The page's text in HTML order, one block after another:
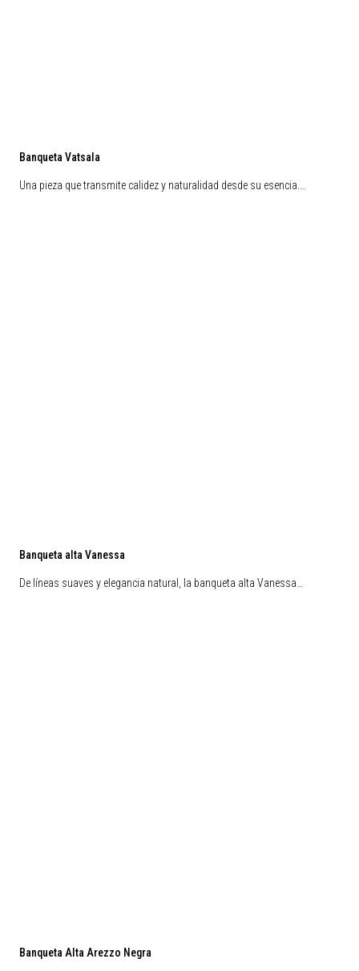
Banqueta Vatsala
Una pieza que transmite calidez y naturalidad desde su esencia.…
Banqueta alta Vanessa
De líneas suaves y elegancia natural, la banqueta alta Vanessa…
Banqueta Alta Arezzo Negra